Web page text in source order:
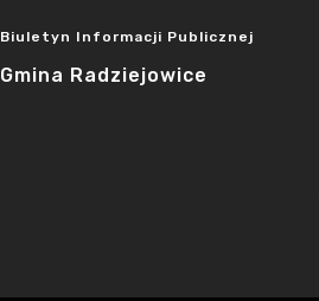
Biuletyn Informacji Publicznej
Gmina Radziejowice